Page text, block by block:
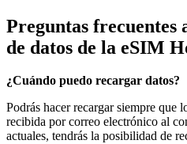
Preguntas frecuentes
de datos de la eSIM
¿Cuándo puedo recargar datos?
Podrás hacer recargar siempre que
recibida por correo electrónico al
actuales, tendrás la posibilidad de